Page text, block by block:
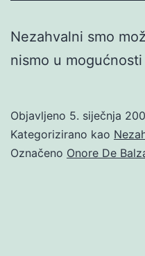
Nezahvalni smo
nismo u
Objavljeno 5. siječnja
Kategorizirano kao
Označeno Onore De